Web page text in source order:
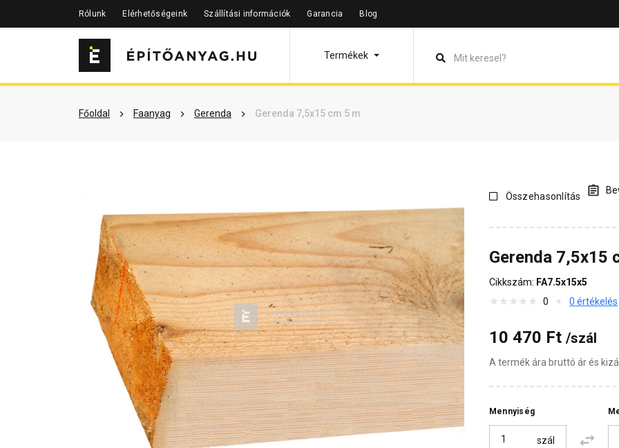
Rólunk Elérhetőségeink Szállítási információk Garancia Blog
Termékek
Főoldal Faanyag Gerenda Gerenda 7,5x15 cm 5 m
Szükséged lehet rá Részletes leírás Termékinformáció Dokumentumok Vásárlói
Összehasonlítás
Gerenda 7,5x15
Cikkszám: FA7.5x15x5
0
0 értékelés
10 470 Ft /szál
A termék ára bruttó ár és
Mennyiség
szál